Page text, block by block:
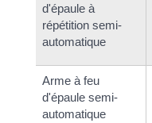
d'épaule à
répétition semi-
automatique
Arme à feu
d'épaule semi-
automatique